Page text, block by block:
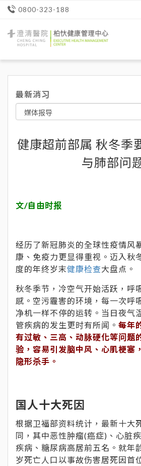
0800-323-188
清
院
最新消习
健康超前部属 秋冬季
与肺部问
文/自由时报
经历了新冠肺炎的全球性疫情风
康、免疫力更显得重视。迈入秋
度的年终岁末健康检查大盘点。
秋冬季节，冷空气开始活跃，呼
感。空污霾害的环境，每一次呼
净机一样不停的运转。当日夜气
管疾病的发生更时有所闻。 每年
有过敏、三高、动脉硬化等问题
验，容易引发脑中风、心肌梗塞
隐形杀手。
国人十大死因
根据卫福部资料统计，最新十大
同，其中恶性肿瘤(癌症)、心脏
疾病、糖尿病高居前五名。就年
岁死亡人口以事故伤害居死因首